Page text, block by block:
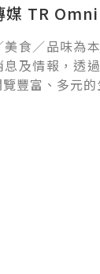
媒 TR
食／品味為
及情報，透
豐富、多元的